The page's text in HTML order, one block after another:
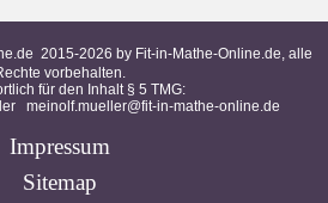
2015-2026 by Fit-in-Mathe-Online.de, alle
vorbehalten.
für den Inhalt § 5 TMG:
meinolf.mueller@fit-in-mathe-online.de
Impressum
Sitemap